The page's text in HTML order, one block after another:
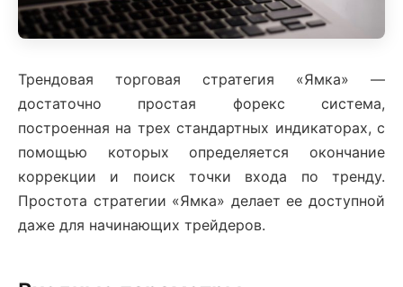
Трендовая торговая стратегия «Ямка» —
достаточно простая форекс система,
построенная на трех стандартных индикаторах, с
помощью которых определяется окончание
коррекции и поиск точки входа по тренду.
Простота стратегии «Ямка» делает ее доступной
даже для начинающих трейдеров.